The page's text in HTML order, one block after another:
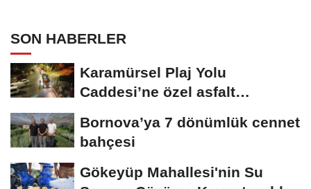
SON HABERLER
Karamürsel Plaj Yolu
Caddesi’ne özel asfalt
Bornova’ya 7 dönümlük cennet
bahçesi
Gökeyüp Mahallesi'nin Su